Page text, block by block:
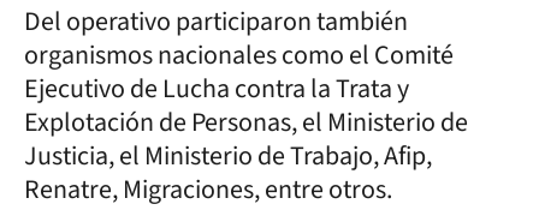
Del operativo participaron también
organismos nacionales como el Comité
Ejecutivo de Lucha contra la Trata y
Explotación de Personas, el Ministerio de
Justicia, el Ministerio de Trabajo, Afip,
Renatre, Migraciones, entre otros.